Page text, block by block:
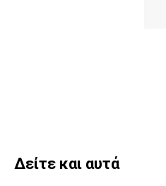
Δείτε και αυτά